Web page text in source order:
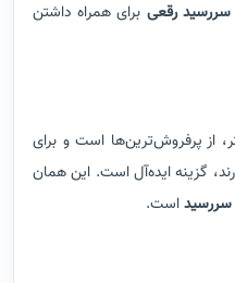
سررسید رقعی برای همراه داشتن
سانتی‌متر، از پرفروش‌ترین‌ها است و برای
گزینه ایده‌آل است. این همان
سررسیداست.